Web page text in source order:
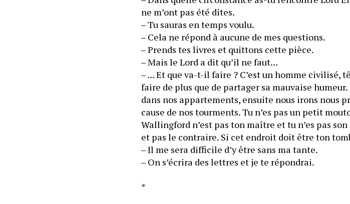
ne m’ont pas été dites.
‒ Tu sauras en temps voulu.
‒ Cela ne répond à aucune de mes questions.
‒ Prends tes livres et quittons cette pièce.
‒ Mais le Lord a dit qu’il ne faut…
‒ … Et que va-t-il faire ? C’est un homme civilisé,
faire de plus que de partager sa mauvaise
dans nos appartements, ensuite nous irons nous
cause de nos tourments. Tu n’es pas un petit
Wallingford n’est pas ton maître et tu n’es pas
et pas le contraire. Si cet endroit doit être ton
‒ On s’écrira des lettres et je te répondrai.
*